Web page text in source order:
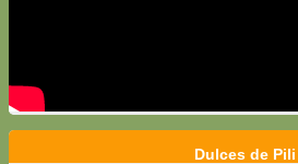
Dulces de Pili